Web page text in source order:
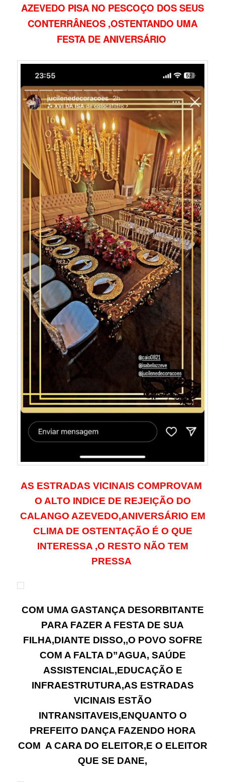
AZEVEDO PISA NO PESCOÇO DOS SEUS
CONTERRÂNEOS ,OSTENTANDO UMA
FESTA DE ANIVERSÁRIO
AS ESTRADAS VICINAIS COMPROVAM
O ALTO INDICE DE REJEIÇÃO DO
CALANGO AZEVEDO,ANIVERSÁRIO EM
CLIMA DE OSTENTAÇÃO É O QUE
INTERESSA ,O RESTO NÃO TEM
PRESSA
COM UMA GASTANÇA DESORBITANTE
PARA FAZER A FESTA DE SUA
FILHA,DIANTE DISSO,,O POVO SOFRE
COM A FALTA D”AGUA, SAÚDE
ASSISTENCIAL,EDUCAÇÃO E
INFRAESTRUTURA,AS ESTRADAS
VICINAIS ESTÃO
INTRANSITAVEIS,ENQUANTO O
PREFEITO DANÇA FAZENDO HORA
COM A CARA DO ELEITOR,E O ELEITOR
QUE SE DANE,